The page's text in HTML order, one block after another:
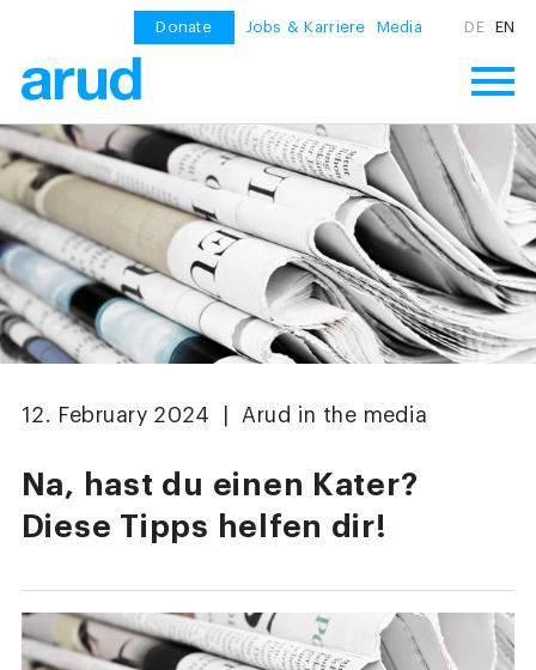
Donate Jobs & Karriere Media DE EN
12. February 2024 | Arud in the media
Na, hast du einen Kater?
Diese Tipps helfen dir!